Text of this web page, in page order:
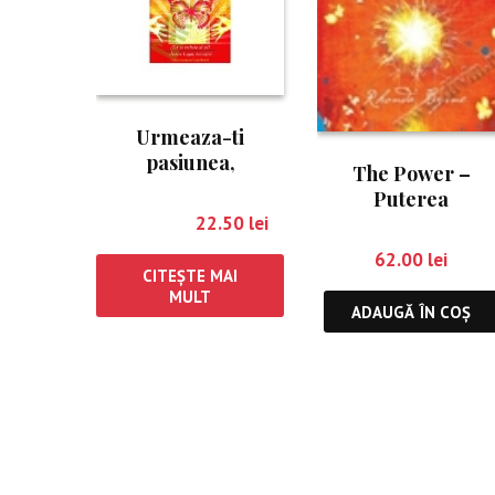
Urmeaza-ti
pasiunea,
puterea
22.50 lei
CITEȘTE MAI
MULT
The Power –
Puterea
62.00 lei
ADAUGĂ ÎN COȘ